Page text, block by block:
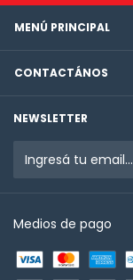
MENÚ PRINCIPAL
CONTACTÁNOS
NEWSLETTER
Medios de pago